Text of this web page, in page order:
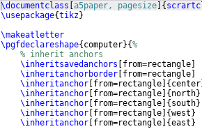
\documentclass a5paper, pagesize {
\usepackage{tikz}
\makeatletter
\pgfdeclareshape{ computer}{%
% inherit anchors
\inheritsavedanchors
from=rectangle
\inheritanchorborder from=rectangle
\inheritanchor from=rectangle { center
\inheritanchor from=rectangle { north}
\inheritanchor from=rectangle { south}
\inheritanchor from=rectangle {west }
\inheritanchor from=rectangle {east }